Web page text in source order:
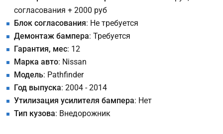
согласования + 2000 руб
Блок согласования: Не требуется
Демонтаж бампера: Требуется
Гарантия, мес: 12
Марка авто: Nissan
Модель: Pathfinder
Год выпуска: 2004 - 2014
Утилизация усилителя бампера: Нет
Тип кузова: Внедорожник